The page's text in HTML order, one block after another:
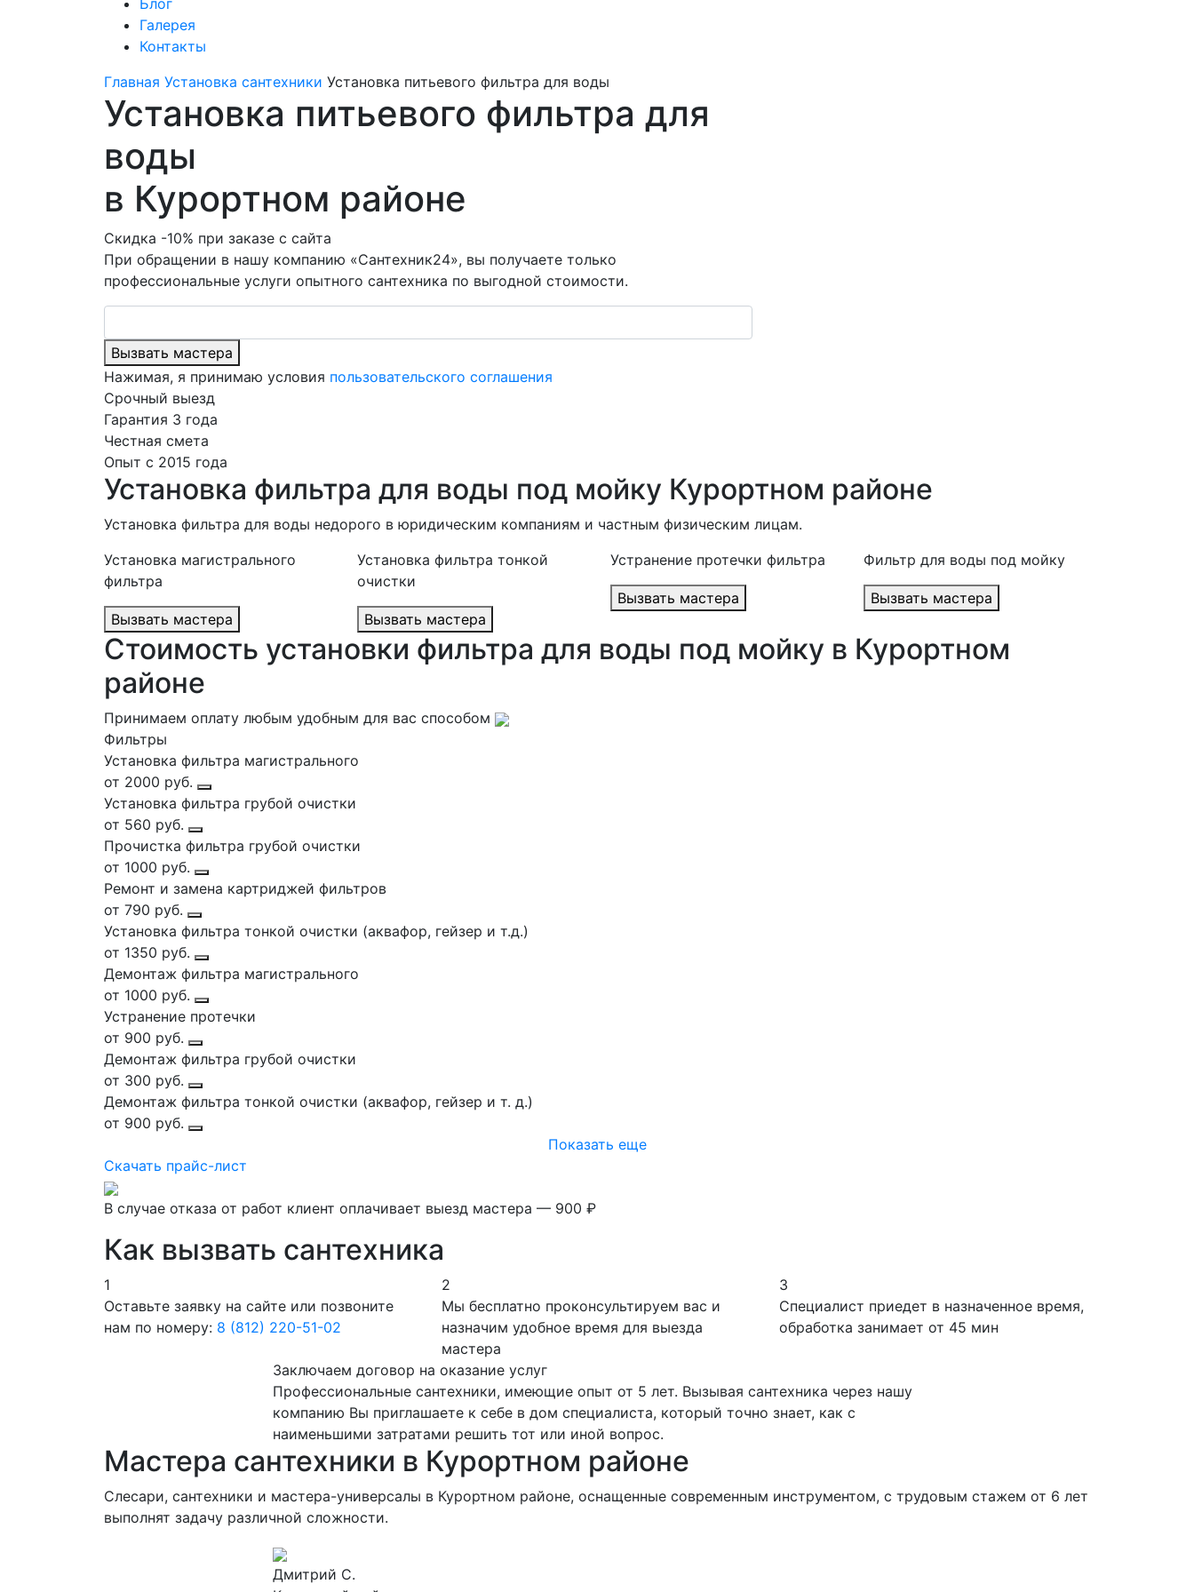
Блог
Галерея
Контакты
Главная Установка сантехники Установка питьевого фильтра для воды
Установка питьевого фильтра для
воды
в Курортном районе
Скидка -10% при заказе с сайта
При обращении в нашу компанию «Сантехник24», вы получаете только
профессиональные услуги опытного сантехника по выгодной стоимости.
Вызвать мастера
Нажимая, я принимаю условия пользовательского соглашения
Срочный выезд
Гарантия 3 года
Честная смета
Опыт с 2015 года
Установка фильтра для воды под мойку Курортном районе
Установка фильтра для воды недорого в юридическим компаниям и частным физическим лицам.
Установка магистрального
фильтра
Вызвать мастера
Установка фильтра тонкой
очистки
Вызвать мастера
Устранение протечки фильтра
Вызвать мастера
Фильтр для воды под мойку
Вызвать мастера
Стоимость установки фильтра для воды под мойку в Курортном
районе
Принимаем оплату любым удобным для вас способом
Фильтры
Установка фильтра магистрального
от 2000 руб.
Установка фильтра грубой очистки
от 560 руб.
Прочистка фильтра грубой очистки
от 1000 руб.
Ремонт и замена картриджей фильтров
от 790 руб.
Установка фильтра тонкой очистки (аквафор, гейзер и т.д.)
от 1350 руб.
Демонтаж фильтра магистрального
от 1000 руб.
Устранение протечки
от 900 руб.
Демонтаж фильтра грубой очистки
от 300 руб.
Демонтаж фильтра тонкой очистки (аквафор, гейзер и т. д.)
от 900 руб.
Показать еще
Скачать прайс-лист
В случае отказа от работ клиент оплачивает выезд мастера — 900 ₽
Как вызвать сантехника
1
Оставьте заявку на сайте или позвоните
нам по номеру: 8 (812) 220-51-02
2
Мы бесплатно проконсультируем вас и
назначим удобное время для выезда
мастера
3
Специалист приедет в назначенное время,
обработка занимает от 45 мин
Заключаем договор на оказание услуг
Профессиональные сантехники, имеющие опыт от 5 лет. Вызывая сантехника через нашу
компанию Вы приглашаете к себе в дом специалиста, который точно знает, как с
наименьшими затратами решить тот или иной вопрос.
Мастера сантехники в Курортном районе
Слесари, сантехники и мастера-универсалы в Курортном районе, оснащенные современным инструментом, с трудовым стажем от 6 лет
выполнят задачу различной сложности.
Дмитрий С.